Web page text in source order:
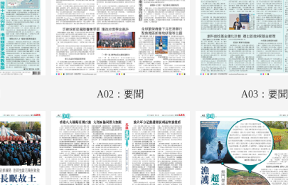
B03：文教薈萃
B04：廣告
B05：星光
B07：副刊專題
B08：娛樂
A02：要聞 A03：要聞